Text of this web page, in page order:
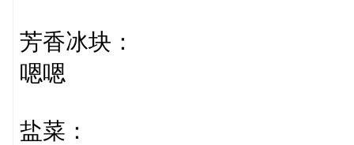
芳香冰块：
嗯嗯
盐菜：